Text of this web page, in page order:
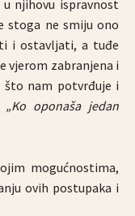
njihovu ispravnost
stoga ne smiju ono
i ostavljati, a tuđe
vjerom zabranjena i
što nam potvrđuje i
„Ko oponaša jedan
mogućnostima,
ovih postupaka i